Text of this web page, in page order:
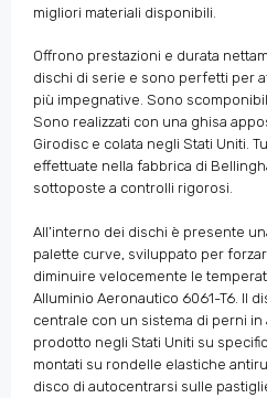
migliori materiali disponibili.
Offrono prestazioni e durata
dischi di serie e sono perfetti per
più impegnative. Sono
Sono realizzati con una ghisa
Girodisc e colata negli Stati Uniti.
effettuate nella fabbrica di
sottoposte a controlli rigorosi.
All’interno dei dischi è presente
palette curve, sviluppato per
diminuire velocemente le
Alluminio Aeronautico 6061-T6. Il
centrale con un sistema di perni in
prodotto negli Stati Uniti su
montati su rondelle elastiche
disco di autocentrarsi sulle